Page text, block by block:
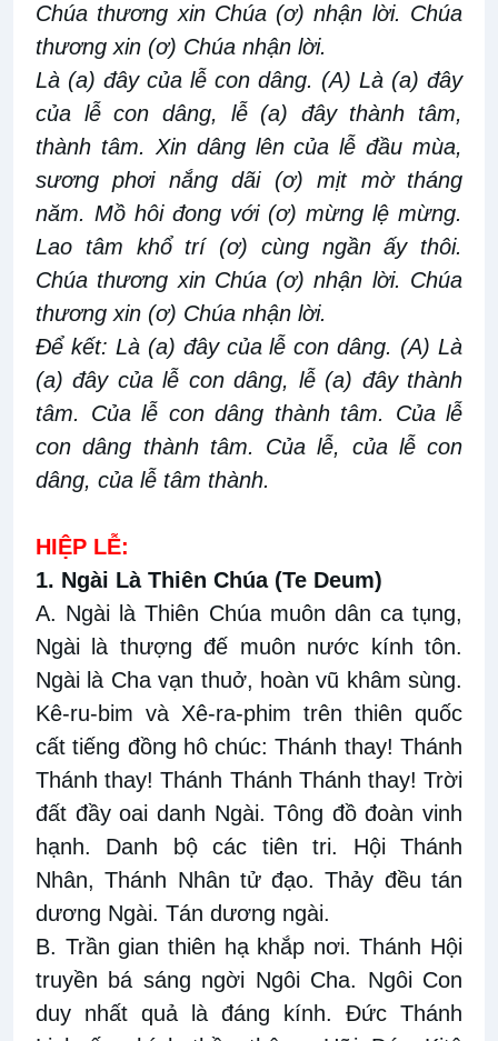
Chúa thương xin Chúa (ơ) nhận lời. Chúa
thương xin (ơ) Chúa nhận lời.
Là (a) đây của lễ con dâng. (A) Là (a) đây
của lễ con dâng, lễ (a) đây thành tâm,
thành tâm. Xin dâng lên của lễ đầu mùa,
sương phơi nắng dãi (ơ) mịt mờ tháng
năm. Mồ hôi đong với (ơ) mừng lệ mừng.
Lao tâm khổ trí (ơ) cùng ngần ấy thôi.
Chúa thương xin Chúa (ơ) nhận lời. Chúa
thương xin (ơ) Chúa nhận lời.
Để kết: Là (a) đây của lễ con dâng. (A) Là
(a) đây của lễ con dâng, lễ (a) đây thành
tâm. Của lễ con dâng thành tâm. Của lễ
con dâng thành tâm. Của lễ, của lễ con
dâng, của lễ tâm thành.
HIỆP LỄ:
1. Ngài Là Thiên Chúa (Te Deum)
A. Ngài là Thiên Chúa muôn dân ca tụng,
Ngài là thượng đế muôn nước kính tôn.
Ngài là Cha vạn thuở, hoàn vũ khâm sùng.
Kê-ru-bim và Xê-ra-phim trên thiên quốc
cất tiếng đồng hô chúc: Thánh thay! Thánh
Thánh thay! Thánh Thánh Thánh thay! Trời
đất đầy oai danh Ngài. Tông đồ đoàn vinh
hạnh. Danh bộ các tiên tri. Hội Thánh
Nhân, Thánh Nhân tử đạo. Thảy đều tán
dương Ngài. Tán dương ngài.
B. Trần gian thiên hạ khắp nơi. Thánh Hội
truyền bá sáng ngời Ngôi Cha. Ngôi Con
duy nhất quả là đáng kính. Đức Thánh